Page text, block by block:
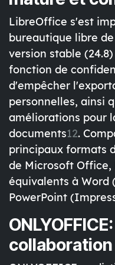
LibreOffice s'est
bureautique libre
version stable
fonction de
d'empêcher
personnelles, ainsi
améliorations pour
documents12.
principaux formats
de Microsoft
équivalents à Word
PowerPoint
collaboration